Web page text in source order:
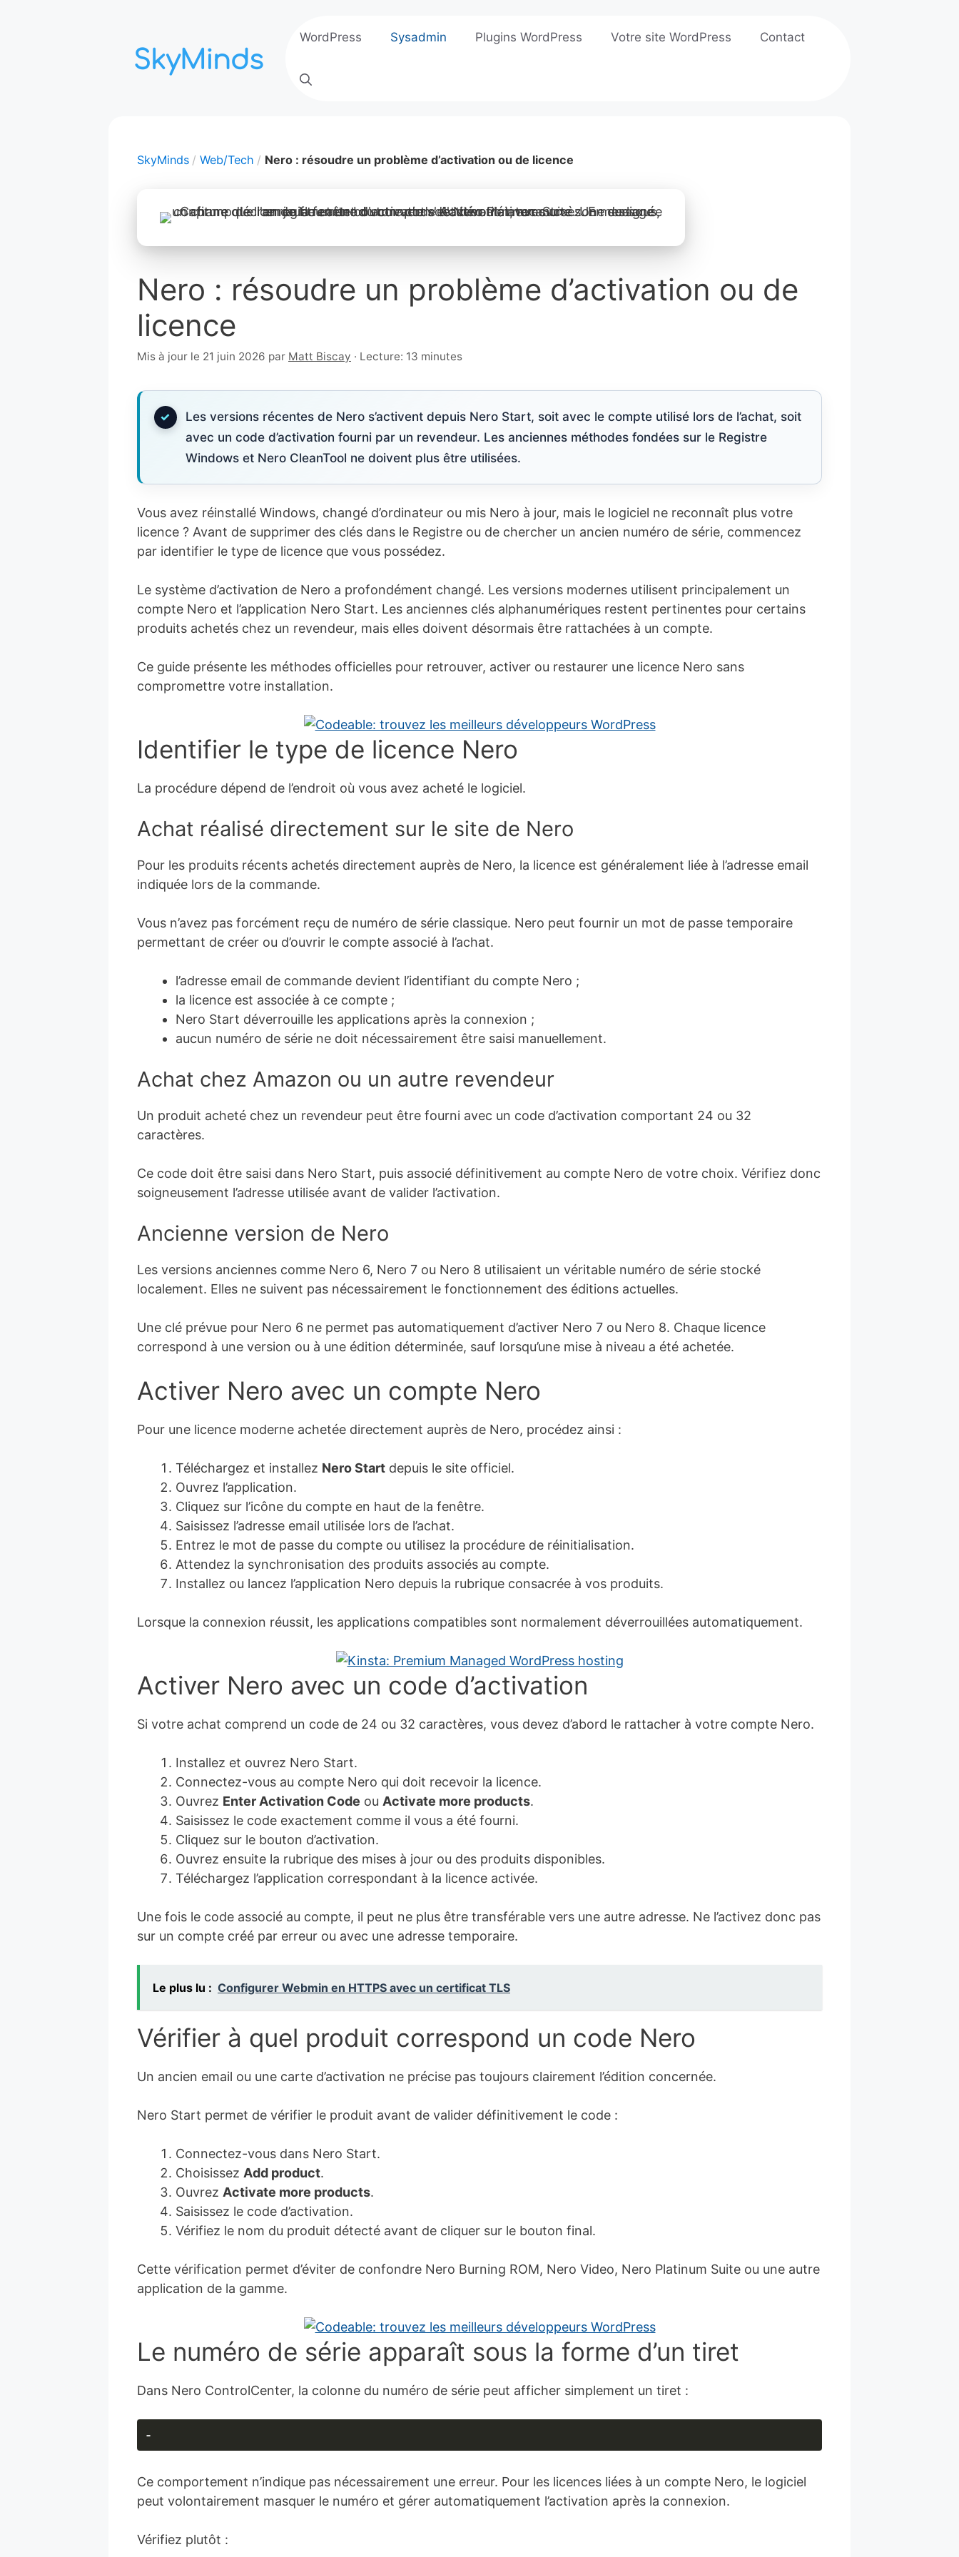
WordPress Sysadmin Plugins WordPress Votre site WordPress Contact
SkyMinds Web/Tech Nero : résoudre un problème d’activation ou de licence
Nero : résoudre un problème d’activation ou de
licence
Mis à jour le 21 juin 2026 18
par Matt Biscay · Lecture: 13 minutes
Les versions récentes de Nero s’activent depuis Nero Start, soit avec le compte utilisé lors de l’achat, soit
avec un code d’activation fourni par un revendeur. Les anciennes méthodes fondées sur le Registre
Windows et Nero CleanTool ne doivent plus être utilisées.
Vous avez réinstallé Windows, changé d’ordinateur ou mis Nero à jour, mais le logiciel ne reconnaît plus votre
licence ? Avant de supprimer des clés dans le Registre ou de chercher un ancien numéro de série, commencez
par identifier le type de licence que vous possédez.
Le système d’activation de Nero a profondément changé. Les versions modernes utilisent principalement un
compte Nero et l’application Nero Start. Les anciennes clés alphanumériques restent pertinentes pour certains
produits achetés chez un revendeur, mais elles doivent désormais être rattachées à un compte.
Ce guide présente les méthodes officielles pour retrouver, activer ou restaurer une licence Nero sans
compromettre votre installation.
Identifier le type de licence Nero
La procédure dépend de l’endroit où vous avez acheté le logiciel.
Achat réalisé directement sur le site de Nero
Pour les produits récents achetés directement auprès de Nero, la licence est généralement liée à l’adresse email
indiquée lors de la commande.
Vous n’avez pas forcément reçu de numéro de série classique. Nero peut fournir un mot de passe temporaire
permettant de créer ou d’ouvrir le compte associé à l’achat.
l’adresse email de commande devient l’identifiant du compte Nero ;
la licence est associée à ce compte ;
Nero Start déverrouille les applications après la connexion ;
aucun numéro de série ne doit nécessairement être saisi manuellement.
Achat chez Amazon ou un autre revendeur
Un produit acheté chez un revendeur peut être fourni avec un code d’activation comportant 24 ou 32
caractères.
Ce code doit être saisi dans Nero Start, puis associé définitivement au compte Nero de votre choix. Vérifiez donc
soigneusement l’adresse utilisée avant de valider l’activation.
Ancienne version de Nero
Les versions anciennes comme Nero 6, Nero 7 ou Nero 8 utilisaient un véritable numéro de série stocké
localement. Elles ne suivent pas nécessairement le fonctionnement des éditions actuelles.
Une clé prévue pour Nero 6 ne permet pas automatiquement d’activer Nero 7 ou Nero 8. Chaque licence
correspond à une version ou à une édition déterminée, sauf lorsqu’une mise à niveau a été achetée.
Activer Nero avec un compte Nero
Pour une licence moderne achetée directement auprès de Nero, procédez ainsi :
Téléchargez et installez Nero Start depuis le site officiel.
Ouvrez l’application.
Cliquez sur l’icône du compte en haut de la fenêtre.
Saisissez l’adresse email utilisée lors de l’achat.
Entrez le mot de passe du compte ou utilisez la procédure de réinitialisation.
Attendez la synchronisation des produits associés au compte.
Installez ou lancez l’application Nero depuis la rubrique consacrée à vos produits.
Lorsque la connexion réussit, les applications compatibles sont normalement déverrouillées automatiquement.
Activer Nero avec un code d’activation
Si votre achat comprend un code de 24 ou 32 caractères, vous devez d’abord le rattacher à votre compte Nero.
Installez et ouvrez Nero Start.
Connectez-vous au compte Nero qui doit recevoir la licence.
Ouvrez Enter Activation Code ou Activate more products.
Saisissez le code exactement comme il vous a été fourni.
Cliquez sur le bouton d’activation.
Ouvrez ensuite la rubrique des mises à jour ou des produits disponibles.
Téléchargez l’application correspondant à la licence activée.
Une fois le code associé au compte, il peut ne plus être transférable vers une autre adresse. Ne l’activez donc pas
sur un compte créé par erreur ou avec une adresse temporaire.
Le plus lu : Configurer Webmin en HTTPS avec un certificat TLS
Vérifier à quel produit correspond un code Nero
Un ancien email ou une carte d’activation ne précise pas toujours clairement l’édition concernée.
Nero Start permet de vérifier le produit avant de valider définitivement le code :
Connectez-vous dans Nero Start.
Choisissez Add product.
Ouvrez Activate more products.
Saisissez le code d’activation.
Vérifiez le nom du produit détecté avant de cliquer sur le bouton final.
Cette vérification permet d’éviter de confondre Nero Burning ROM, Nero Video, Nero Platinum Suite ou une autre
application de la gamme.
Le numéro de série apparaît sous la forme d’un tiret
Dans Nero ControlCenter, la colonne du numéro de série peut afficher simplement un tiret :
-
Ce comportement n’indique pas nécessairement une erreur. Pour les licences liées à un compte Nero, le logiciel
peut volontairement masquer le numéro et gérer automatiquement l’activation après la connexion.
Vérifiez plutôt :